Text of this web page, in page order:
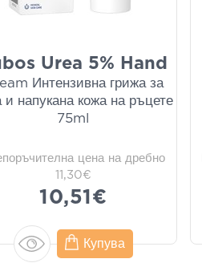
Urea 5% Hand
Интензивна грижа за
и напукана кожа на ръцете
75ml
цена на дребно
11,30€
10,51€
Купува